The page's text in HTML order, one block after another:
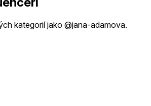
kategorií jako @jana-adamova.